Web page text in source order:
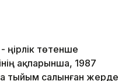
төтенше
ақпарынша, 1987
тыйым салынған жерде